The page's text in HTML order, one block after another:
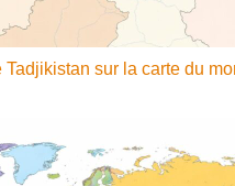
Tadjikistan sur la carte du